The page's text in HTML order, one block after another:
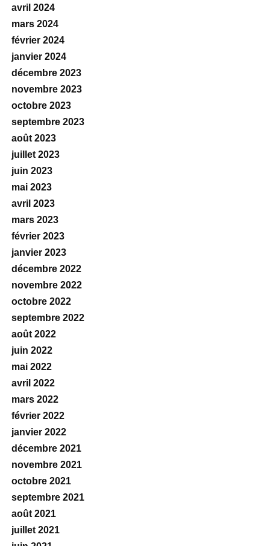
avril 2024
mars 2024
février 2024
janvier 2024
décembre 2023
novembre 2023
octobre 2023
septembre 2023
août 2023
juillet 2023
juin 2023
mai 2023
avril 2023
mars 2023
février 2023
janvier 2023
décembre 2022
novembre 2022
octobre 2022
septembre 2022
août 2022
juin 2022
mai 2022
avril 2022
mars 2022
février 2022
janvier 2022
décembre 2021
novembre 2021
octobre 2021
septembre 2021
août 2021
juillet 2021